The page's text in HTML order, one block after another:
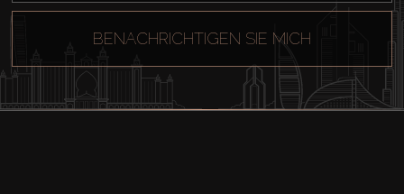
Miete
BENACHRICHTIGEN SIE MICH